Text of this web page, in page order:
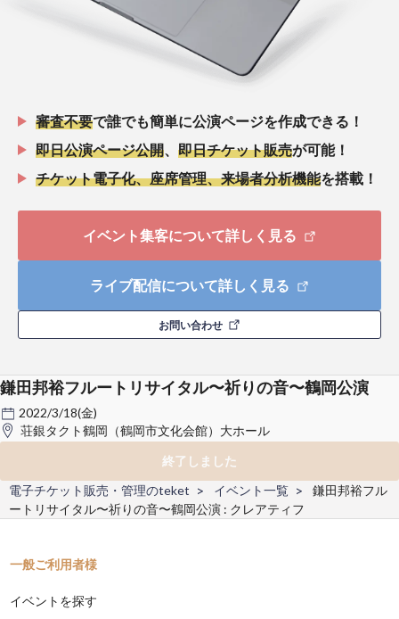
審査不要で誰でも簡単に公演ページを作成できる！
即日公演ページ公開
即日チケット販売が可能！
チケット電子化、座席管理、来場者分析機能を搭載！
イベント集客について詳しく見る
ライブ配信について詳しく見る
お問い合わせ
鎌田邦裕フルートリサイタル〜祈りの音〜鶴岡公演
2022/3/18(金)
荘銀タクト鶴岡（鶴岡市文化会館）大ホール
終了しました
電子チケット販売・管理のteket
イベント一覧
鎌田邦裕フル
ートリサイタル〜祈りの音〜鶴岡公演 : クレアティフ
一般ご利用者様
イベントを探す